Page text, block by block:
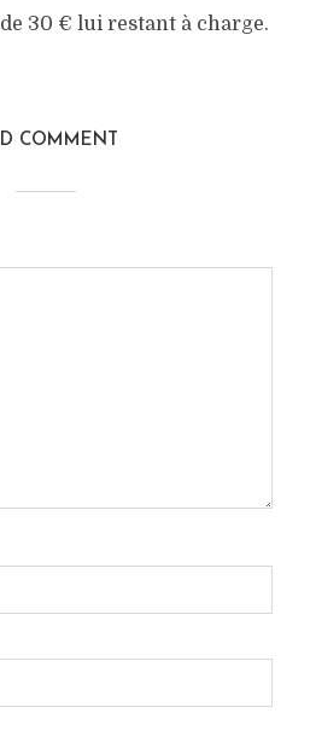
30 € lui restant à charge.
COMMENT